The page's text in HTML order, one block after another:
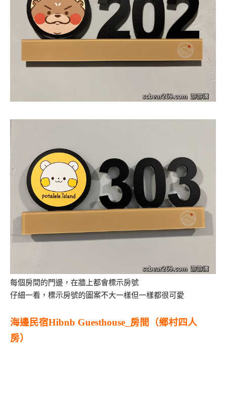
每個房間的門邊，在牆上都會標示房號
仔細一看，標示房號的圖案不大一樣但一樣都很可愛
海邊民宿Hibnb Guesthouse_房間（鄉村四人
房）